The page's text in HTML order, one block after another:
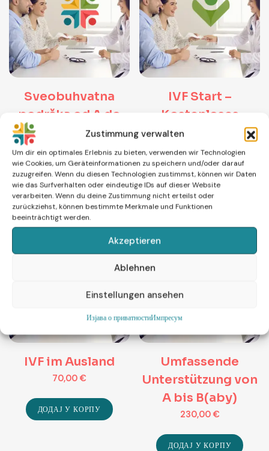
Zustimmung verwalten
Um dir ein optimales Erlebnis zu bieten, verwenden wir Technologien
wie Cookies, um Geräteinformationen zu speichern und/oder darauf
zuzugreifen. Wenn du diesen Technologien zustimmst, können wir Daten
wie das Surfverhalten oder eindeutige IDs auf dieser Website
verarbeiten. Wenn du deine Zustimmung nicht erteilst oder
zurückziehst, können bestimmte Merkmale und Funktionen
beeinträchtigt werden.
Akzeptieren
Ablehnen
Einstellungen ansehen
Изјава о приватностиИмпресум
Sveobuhvatna
podrška od A do
B(ebe)
230,00 €
ДОДАЈ У КОРПУ
IVF Start –
Kostenloses
Erstgespräch
0,00€
ДОДАЈ У КОРПУ
IVF im Ausland
70,00 €
ДОДАЈ У КОРПУ
Umfassende
Unterstützung von
A bis B(aby)
230,00 €
ДОДАЈ У КОРПУ